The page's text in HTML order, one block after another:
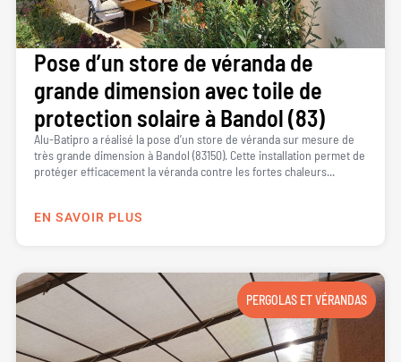
Pose d’un store de véranda de
grande dimension avec toile de
protection solaire à Bandol (83)
Alu-Batipro a réalisé la pose d’un store de véranda sur mesure de
très grande dimension à Bandol (83150). Cette installation permet de
protéger efficacement la véranda contre les fortes chaleurs...
EN SAVOIR PLUS
PERGOLAS ET VÉRANDAS